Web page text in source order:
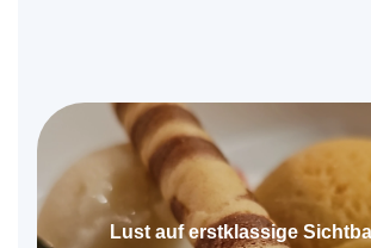
Lust auf erstklassige